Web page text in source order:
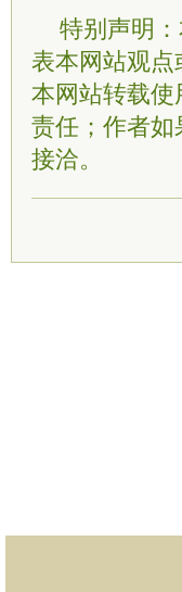
特别声明
表本网站观
本网站转载使
责任；作者
接洽。